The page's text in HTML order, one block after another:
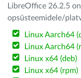
LibreOffice 26.2.5
opsüsteemidele/
Linux Aarch64
Linux Aarch64
Linux x64 (deb)
Linux x64 (rpm)